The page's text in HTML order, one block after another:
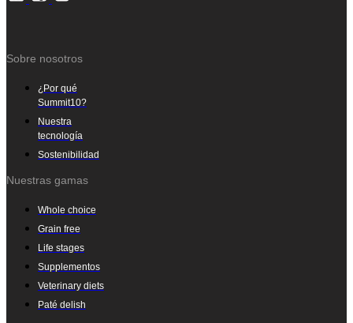
Sobre nosotros
¿Por qué
Summit10?
Nuestra
tecnología
Sostenibilidad
Nuestras gamas
Whole choice
Grain free
Life stages
Supplementos
Veterinary diets
Paté delish